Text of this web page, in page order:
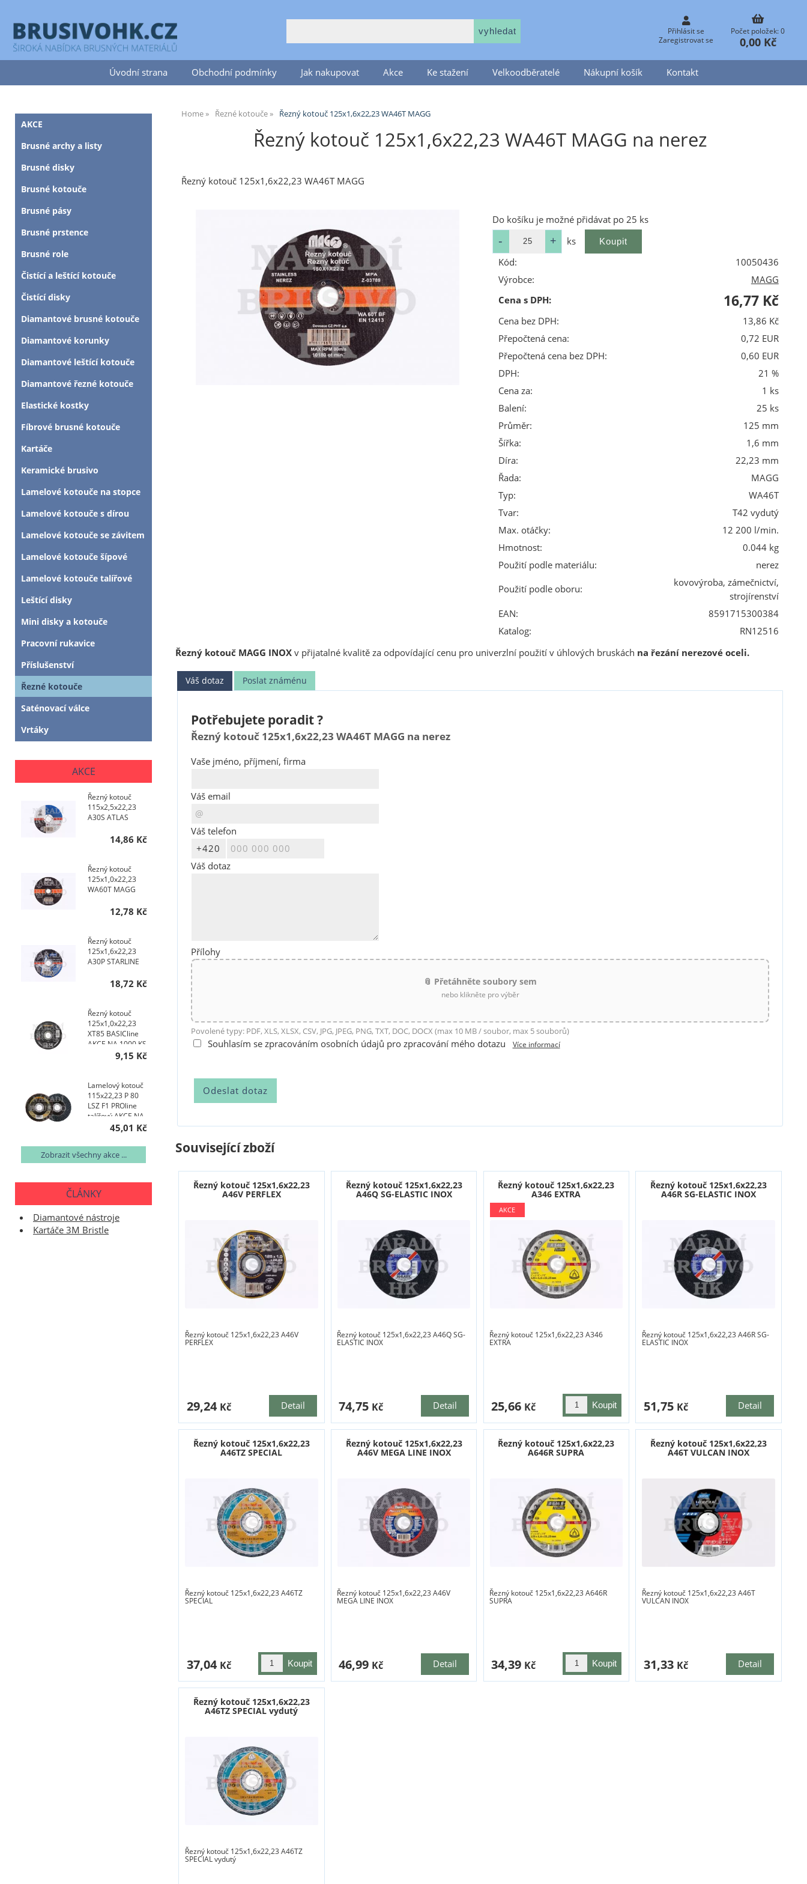
Přihlásit se
Zaregistrovat se
Počet položek: 0
0,00 Kč
Úvodní strana Obchodní podmínky Jak nakupovat Akce Ke stažení Velkoodběratelé Nákupní košík Kontakt
Home Řezné kotouče Řezný kotouč 125x1,6x22,23 WA46T MAGG
Řezný kotouč 125x1,6x22,23 WA46T MAGG na nerez
Řezný kotouč 125x1,6x22,23 WA46T MAGG
Do košíku je možné přidávat po 25 ks
ks
Kód:
10050436
Výrobce:
MAGG
Cena s DPH:
16,77 Kč
Cena bez DPH:
13,86 Kč
Přepočtená cena:
0,72 EUR
Přepočtená cena bez DPH:
0,60 EUR
DPH:
21 %
Cena za:
1 ks
Balení:
25 ks
Průměr:
125 mm
Šířka:
1,6 mm
Díra:
22,23 mm
Řada:
MAGG
Typ:
WA46T
Tvar:
T42 vydutý
Max. otáčky:
12 200 l/min.
Hmotnost:
0.044 kg
Použití podle materiálu:
nerez
Použití podle oboru:
kovovýroba, zámečnictví,
strojírenství
EAN:
8591715300384
Katalog:
RN12516
Řezný kotouč MAGG INOXv přijatalné kvalitě za odpovídající cenu pro univerzlní použití v úhlových bruskách na řezání nerezové oceli.
Váš dotaz Poslat známénu
Potřebujete poradit ?
Řezný kotouč 125x1,6x22,23 WA46T MAGG na nerez
Vaše jméno, příjmení, firma
Váš email
Váš telefon
Váš dotaz
Přílohy
📎 Přetáhněte soubory sem
nebo klikněte pro výběr
Povolené typy: PDF, XLS, XLSX, CSV, JPG, JPEG, PNG, TXT, DOC, DOCX (max 10 MB / soubor, max 5 souborů)
Souhlasím se zpracováním osobních údajů pro zpracování mého dotazu Více informací
Související zboží
Řezný kotouč 125x1,6x22,23
A46V PERFLEX
Řezný kotouč 125x1,6x22,23 A46V
PERFLEX
Detail
29,24 Kč
Řezný kotouč 125x1,6x22,23
A46Q SG-ELASTIC INOX
Řezný kotouč 125x1,6x22,23 A46Q SG-
ELASTIC INOX
Detail
74,75 Kč
Řezný kotouč 125x1,6x22,23
A346 EXTRA
Řezný kotouč 125x1,6x22,23 A346
EXTRA
25,66 Kč
Řezný kotouč 125x1,6x22,23
A46R SG-ELASTIC INOX
Řezný kotouč 125x1,6x22,23 A46R SG-
ELASTIC INOX
Detail
51,75 Kč
Řezný kotouč 125x1,6x22,23
A46TZ SPECIAL
Řezný kotouč 125x1,6x22,23 A46TZ
SPECIAL
37,04 Kč
Řezný kotouč 125x1,6x22,23
A46V MEGA LINE INOX
Řezný kotouč 125x1,6x22,23 A46V
MEGA LINE INOX
Detail
46,99 Kč
Řezný kotouč 125x1,6x22,23
A646R SUPRA
Řezný kotouč 125x1,6x22,23 A646R
SUPRA
34,39 Kč
Řezný kotouč 125x1,6x22,23
A46T VULCAN INOX
Řezný kotouč 125x1,6x22,23 A46T
VULCAN INOX
Detail
31,33 Kč
Řezný kotouč 125x1,6x22,23
A46TZ SPECIAL vydutý
Řezný kotouč 125x1,6x22,23 A46TZ
SPECIAL vydutý
AKCE
Brusné archy a listy
Brusné disky
Brusné kotouče
Brusné pásy
Brusné prstence
Brusné role
Čistící a leštící kotouče
Čistící disky
Diamantové brusné kotouče
Diamantové korunky
Diamantové leštící kotouče
Diamantové řezné kotouče
Elastické kostky
Fíbrové brusné kotouče
Kartáče
Keramické brusivo
Lamelové kotouče na stopce
Lamelové kotouče s dírou
Lamelové kotouče se závitem
Lamelové kotouče šípové
Lamelové kotouče talířové
Leštící disky
Mini disky a kotouče
Pracovní rukavice
Příslušenství
Řezné kotouče
Saténovací válce
Vrtáky
AKCE
Řezný kotouč
115x2,5x22,23
A30S ATLAS
14,86 Kč
Řezný kotouč
125x1,0x22,23
WA60T MAGG
12,78 Kč
Řezný kotouč
125x1,6x22,23
A30P STARLINE
18,72 Kč
Řezný kotouč
125x1,0x22,23
XT85 BASICline
AKCE NA 1000 KS
9,15 Kč
Lamelový kotouč
115x22,23 P 80
LSZ F1 PROline
talířový AKCE NA
200 KS45,01 Kč
Zobrazit všechny akce ...
ČLÁNKY
Diamantové nástroje
Kartáče 3M Bristle